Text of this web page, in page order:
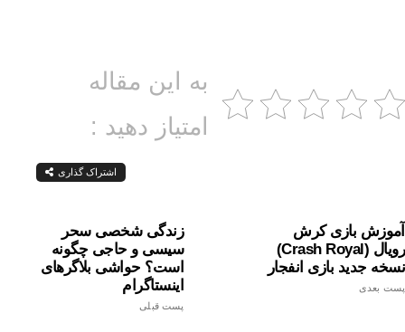
به این مقاله
امتیاز دهید :
اشتراک گذاری
زندگی شخصی سحر
سیسی و حاجی چگونه
است؟ حواشی بلاگرهای
اینستاگرام
پست قبلی
آموزش بازی کرش
رویال (Crash Royal)
نسخه جدید بازی انفجار
پست بعدی